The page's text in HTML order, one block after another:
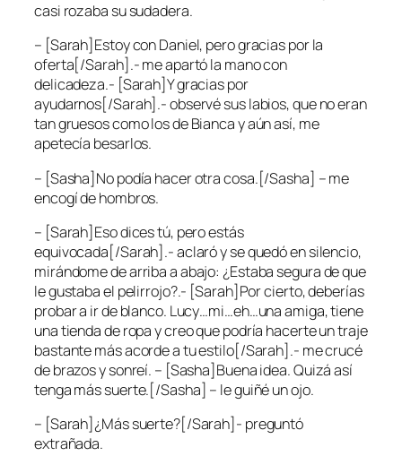
casi rozaba su sudadera.
– [Sarah]Estoy con Daniel, pero gracias por la
oferta[/Sarah].- me apartó la mano con
delicadeza.- [Sarah]Y gracias por
ayudarnos[/Sarah].- observé sus labios, que no eran
tan gruesos como los de Bianca y aún así, me
apetecía besarlos.
– [Sasha]No podía hacer otra cosa.[/Sasha] – me
encogí de hombros.
– [Sarah]Eso dices tú, pero estás
equivocada[/Sarah].- aclaró y se quedó en silencio,
mirándome de arriba a abajo: ¿Estaba segura de que
le gustaba el pelirrojo?.- [Sarah]Por cierto, deberías
probar a ir de blanco. Lucy…mi…eh…una amiga, tiene
una tienda de ropa y creo que podría hacerte un traje
bastante más acorde a tu estilo[/Sarah].- me crucé
de brazos y sonreí. – [Sasha]Buena idea. Quizá así
tenga más suerte.[/Sasha] – le guiñé un ojo.
– [Sarah]¿Más suerte?[/Sarah]- preguntó
extrañada.